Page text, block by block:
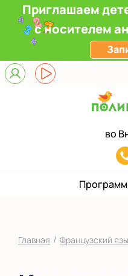
Приглашаем
с носителем
во
ЖК
Фили
Главная / Французский